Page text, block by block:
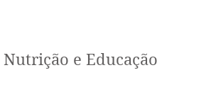
e Educação